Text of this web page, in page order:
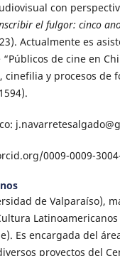
con
el fulgor: cinco
Actualmente es
de cine en
cinefilia y procesos de
0009-0009-
de Valparaíso),
Es encargada del
proyectos del